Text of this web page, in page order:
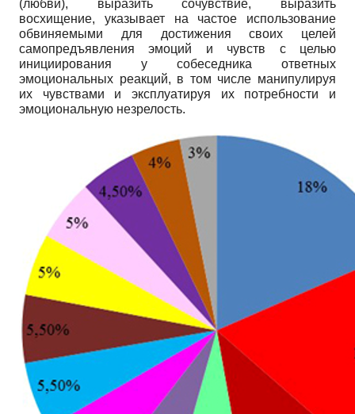
(любви), выразить сочувствие, выразить
восхищение, указывает на частое использование
обвиняемыми для достижения своих целей
самопредъявления эмоций и чувств с целью
инициирования у собеседника ответных
эмоциональных реакций, в том числе манипулируя
их чувствами и эксплуатируя их потребности и
эмоциональную незрелость.